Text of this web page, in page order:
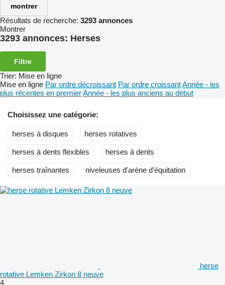
montrer
Résultats de recherche: 3293 annonces
Montrer
3293 annonces: Herses
Filtre
Trier: Mise en ligne
Mise en ligne Par ordre décroissant Par ordre croissantAnnée - les
plus récentes en premierAnnée - les plus anciens au début
Choisissez une catégorie:
herses à disques herses rotatives
herses à dents flexibles herses à dents
herses traînantes niveleuses d'arène d'équitation
herse
rotative Lemken Zirkon 8 neuve
4